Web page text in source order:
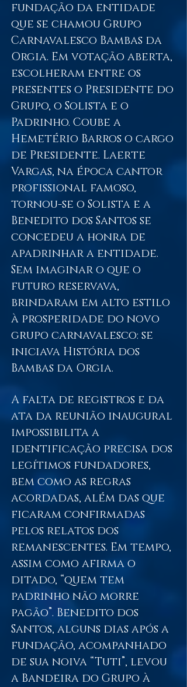
fundação da entidade
que se chamou Grupo
Carnavalesco Bambas da
Orgia. Em votação aberta,
escolheram entre os
presentes o Presidente do
Grupo, o Solista e o
Padrinho. Coube a
Hemetério Barros o cargo
de Presidente. Laerte
Vargas, na época cantor
profissional famoso,
tornou-se o Solista e a
Benedito dos Santos se
concedeu a honra de
apadrinhar a entidade.
Sem imaginar o que o
futuro reservava,
brindaram em alto estilo
à prosperidade do novo
grupo carnavalesco: se
iniciava História dos
Bambas da Orgia.​​
A falta de registros e da
ata da reunião inaugural
impossibilita a
identificação precisa dos
legítimos fundadores,
bem como as regras
acordadas, além das que
ficaram confirmadas
pelos relatos dos
remanescentes. Em tempo,
assim como afirma o
ditado, “quem tem
padrinho não morre
pagão”. Benedito dos
Santos, alguns dias após a
fundação, acompanhado
de sua noiva “Tuti”, levou
a Bandeira do Grupo à